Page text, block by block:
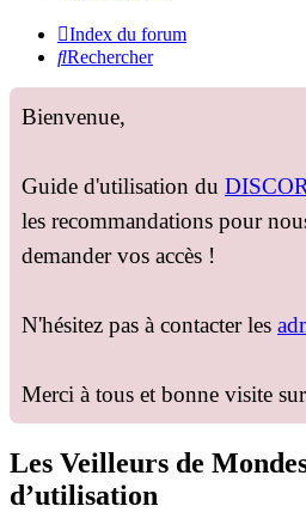
Index du forum
Rechercher
Bienvenue,
Guide d'utilisation du
les recommandations pour
demander vos accès !
N'hésitez pas à contacter les
Merci à tous et bonne visite
Les Veilleurs de
d’utilisation